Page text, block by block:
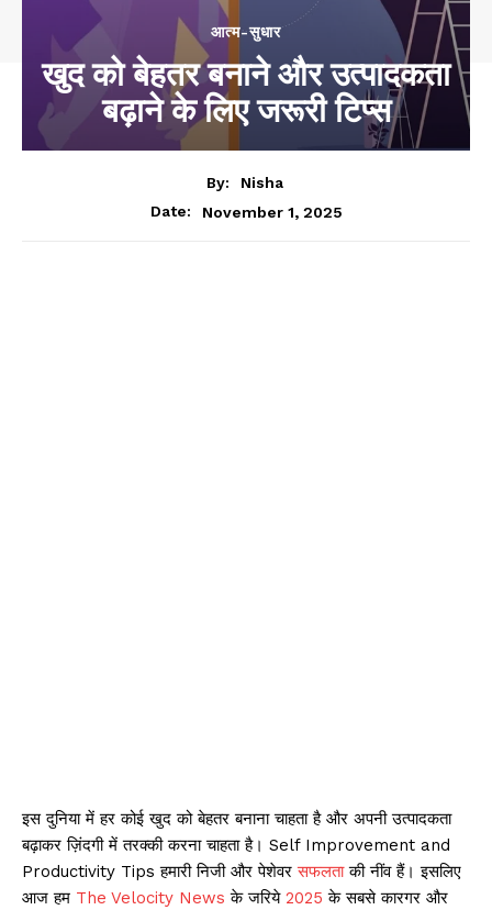
आत्म-सुधार
खुद को बेहतर बनाने और उत्पादकता
बढ़ाने के लिए जरूरी टिप्स
By:
Nisha
Date:
November 1, 2025
इस दुनिया में हर कोई खुद को बेहतर बनाना चाहता है और अपनी उत्पादकता
बढ़ाकर ज़िंदगी में तरक्की करना चाहता है। Self Improvement and
Productivity Tips हमारी निजी और पेशेवरसफलताकी नींव हैं। इसलिए
आज हम The Velocity News के जरिये 2025 के सबसे कारगर और